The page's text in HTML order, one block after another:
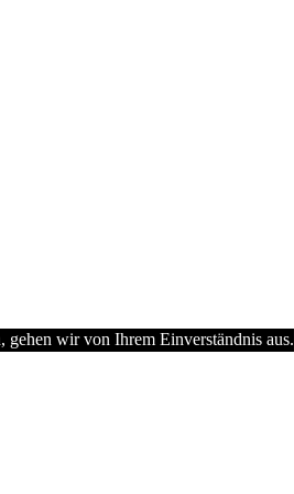
gehen wir von Ihrem Einverständnis aus.